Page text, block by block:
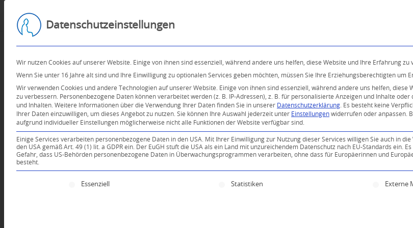
0
Datenschutzeinstellungen
Wir nutzen Cookies auf unserer Website. Einige von ihnen sind essenziell, während andere uns helfen, diese Website und Ihre Erfahrung zu
Wenn Sie unter 16 Jahre alt sind und Ihre Einwilligung zu optionalen Services geben möchten, müssen Sie Ihre Erziehungsberechtigten um
Wir verwenden Cookies und andere Technologien auf unserer Website. Einige von ihnen sind essenziell, während andere uns helfen, diese
zu verbessern.
Personenbezogene Daten können verarbeitet werden (z. B. IP-Adressen), z. B. für personalisierte Anzeigen und Inhalte oder
und Inhalten. Weitere Informationen über die Verwendung Ihrer Daten finden Sie in unserer Datenschutzerklärung
Es besteht keine
Ihrer Daten einzuwilligen, um dieses Angebot zu nutzen. Sie können Ihre Auswahl jederzeit unter Einstellungen widerrufen oder anpassen.
aufgrund individueller Einstellungen möglicherweise nicht alle Funktionen der Website verfügbar sind.
Einige Services verarbeiten personenbezogene Daten in den USA. Mit Ihrer Einwilligung zur Nutzung dieser Services willigen Sie auch in
den USA gemäß Art. 49 (1) lit. a GDPR ein. Der EuGH stuft die USA als ein Land mit unzureichendem Datenschutz nach EU-Standards ein.
Gefahr, dass US-Behörden personenbezogene Daten in Überwachungsprogrammen verarbeiten, ohne dass für Europäerinnen und
besteht.
Es folgt eine Liste der Service-Gruppen, für die eine Einwilligung erteilt werden kann. Die
Essenziell Statistiken Externe